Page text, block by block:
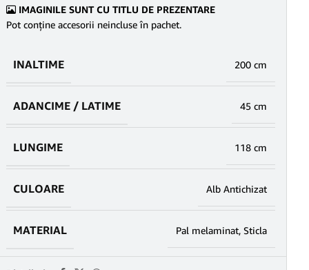
IMAGINILE SUNT CU TITLU DE PREZENTARE
Pot conține accesorii neincluse în pachet.
INALTIME 200 cm
ADANCIME / LATIME 45 cm
LUNGIME 118 cm
CULOARE Alb Antichizat
MATERIAL Pal melaminat, Sticla